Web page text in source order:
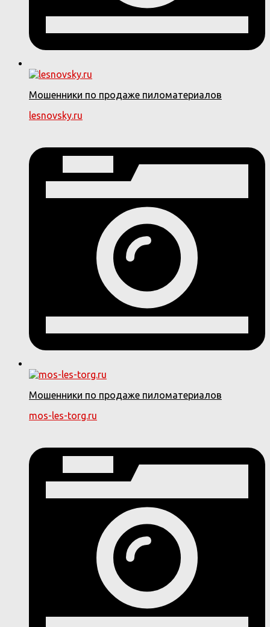
Мошенники по продаже пиломатериалов
lesnovsky.ru
Мошенники по продаже пиломатериалов
mos-les-torg.ru